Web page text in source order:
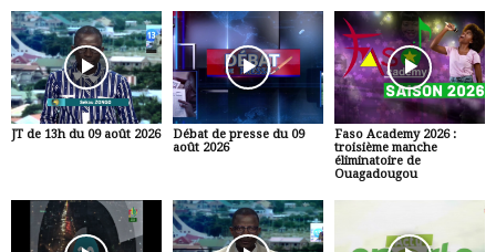
JT de 13h du 09 août 2026
Débat de presse du 09
août 2026
Faso Academy 2026 :
troisième manche
éliminatoire de
Ouagadougou